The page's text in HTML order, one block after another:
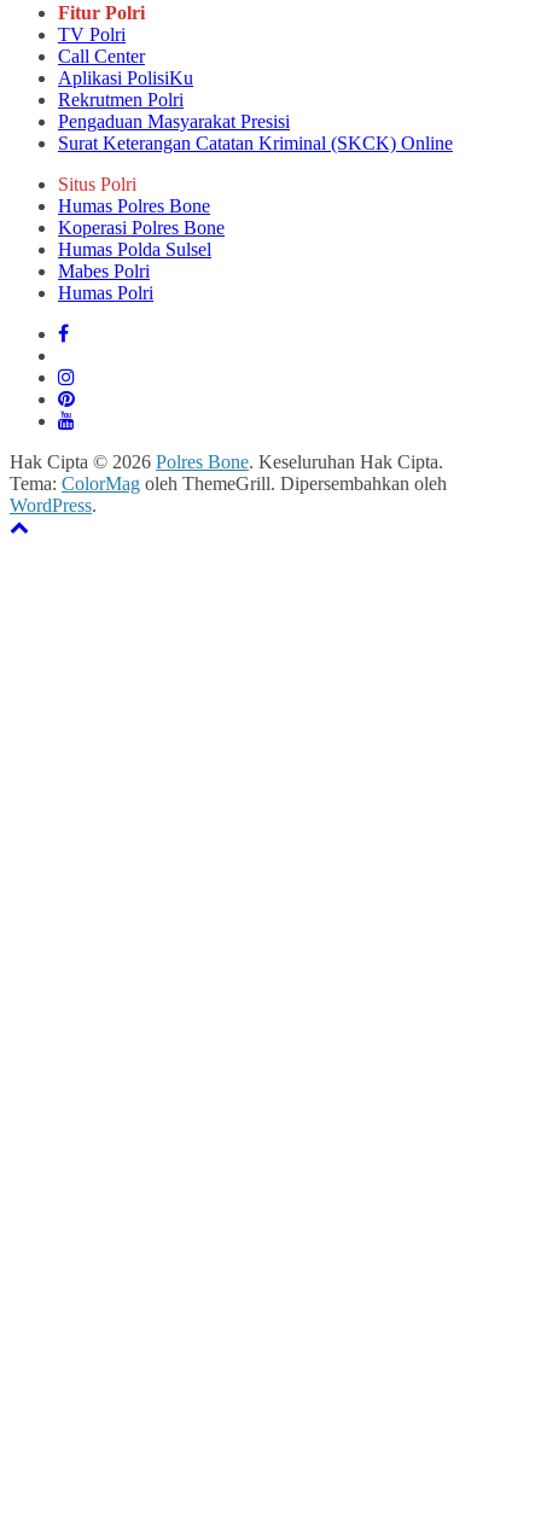
Fitur Polri
TV Polri
Call Center
Aplikasi PolisiKu
Rekrutmen Polri
Pengaduan Masyarakat Presisi
Surat Keterangan Catatan Kriminal (SKCK) Online
Situs Polri
Humas Polres Bone
Koperasi Polres Bone
Humas Polda Sulsel
Mabes Polri
Humas Polri
Hak Cipta © 2026 Polres Bone. Keseluruhan Hak Cipta.
Tema: ColorMag oleh ThemeGrill. Dipersembahkan oleh
WordPress.